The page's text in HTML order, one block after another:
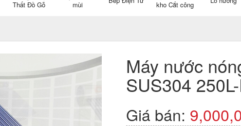
Thất Đồ Gỗ
mùi
kho Cắt công
Máy nước
SUS304
Giá bán: